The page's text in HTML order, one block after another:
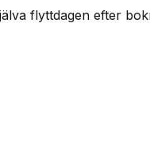
flyttdagen efter